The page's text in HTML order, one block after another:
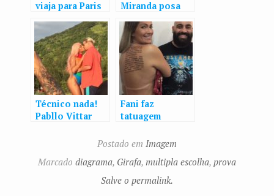
viaja para Paris
namorado,
Bruno
Montaleone
Miranda posa
com gorro de
bichinho:
“Protegendo do
frio”
Técnico nada!
Pabllo Vittar
Diplo: “Melhor
Fani faz
tatuagem
costas com
texto escrito
por ela: ‘O
deslumbre
passa’
Postado em Imagem
Marcado diagrama, Girafa, multipla escolha, prova
Salve o permalink.